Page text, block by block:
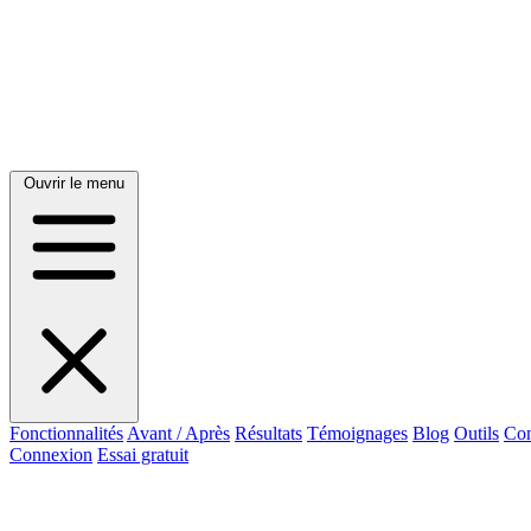
Ouvrir le menu
Fonctionnalités Avant / Après Résultats Témoignages Blog Outils
Connexion Essai gratuit